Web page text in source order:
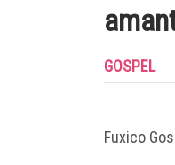
GOSPEL
Fuxico